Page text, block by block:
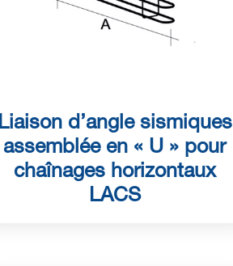
Liaison d’angle sismiques
assemblée en « U » pour
chaînages horizontaux
LACS